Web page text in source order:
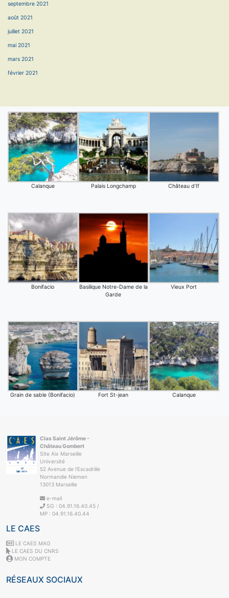
septembre 2021
août 2021
juillet 2021
mai 2021
mars 2021
février 2021
Calanque Palais Longchamp Château d’If
Bonifacio
Basilique Notre-Dame de la
Garde
Vieux Port
Grain de sable (Bonifacio) Fort St-jean Calanque
Clas Saint Jérôme -
Château Gombert
Site Aix Marseille
Université
52 Avenue de l'Escadrille
Normandie Niemen
13013 Marseille
e-mail
SG : 04.91.16.40.45 /
MP : 04.91.16.40.44
LE CAES
LE CAES MAG
LE CAES DU CNRS
MON COMPTE
RÉSEAUX SOCIAUX